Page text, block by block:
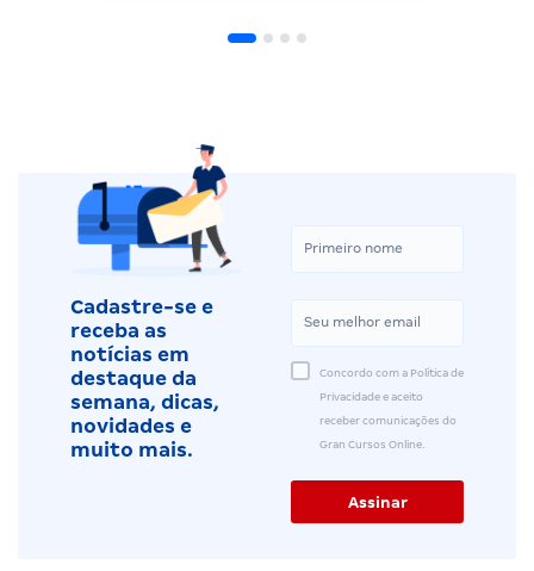
Cadastre-se e
receba as
notícias em
destaque da
semana, dicas,
novidades e
muito mais.
Concordo com a Política de
Privacidade e aceito
receber comunicações do
Gran Cursos Online.